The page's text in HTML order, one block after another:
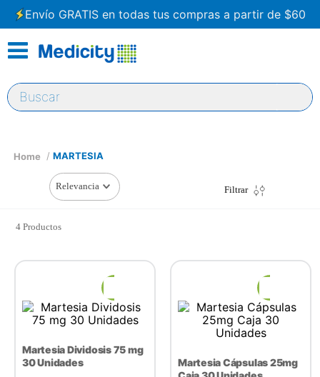
Envío GRATIS en todas tus compras a partir de $60
Buscar
MARTESIA
Relevancia Filtrar
4 Productos
Martesia Dividosis 75 mg
30 Unidades
Martesia Cápsulas 25mg